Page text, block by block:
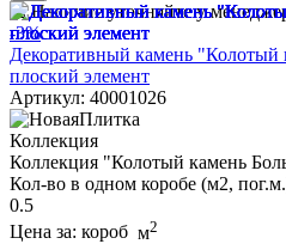
Наличие уточняйте у
-3%
Декоративный камень "Колотый
плоский элемент
Артикул: 40001026
Коллекция
Коллекция "Колотый камень
Кол-во в одном коробе (м2,
0.5
Цена за: короб м2